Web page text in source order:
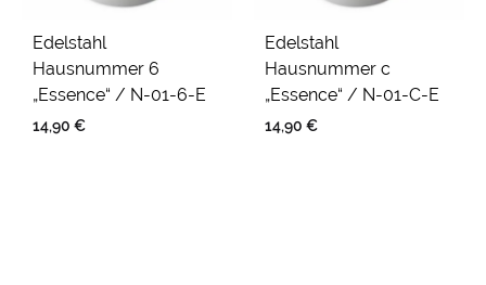
Edelstahl
Hausnummer 6
„Essence“ / N-01-6-E
14,90 €
Edelstahl
Hausnummer c
„Essence“ / N-01-C-E
14,90 €